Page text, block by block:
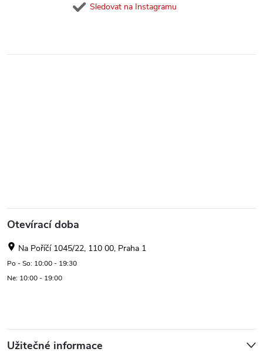
Sledovat na Instagramu
Otevírací doba
Na Poříčí 1045/22, 110 00, Praha 1
Po - So: 10:00 - 19:30
Ne: 10:00 - 19:00
Užitečné informace